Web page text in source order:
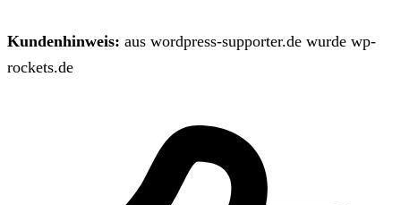
Kundenhinweis: aus wordpress-supporter.de wurde wp-
rockets.de